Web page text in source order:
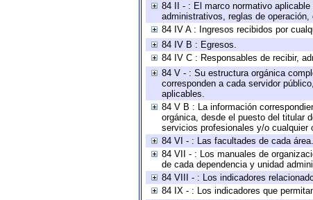
84 II - : El marco normativo
administrativos, reglas de
84 IV A : Ingresos recibidos por
84 IV B : Egresos.
84 IV C : Responsables de recibir,
84 V - : Su estructura orgánica
corresponden a cada servidor
aplicables.
84 V B : La información
orgánica, desde el puesto del titular
servicios profesionales y/o cualquier
84 VI - : Las facultades de cada área.
84 VII - : Los manuales de
de cada dependencia y unidad
84 VIII - : Los indicadores
84 IX - : Los indicadores que